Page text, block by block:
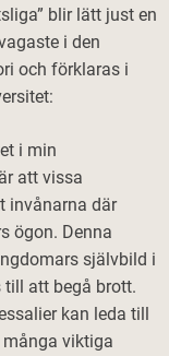
blir lätt just en
i den
och förklaras i
i min
att vissa
invånarna där
ögon. Denna
självbild i
att begå brott.
kan leda till
viktiga